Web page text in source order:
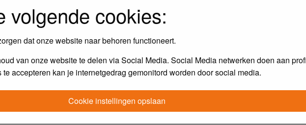
volgende cookies:
dat onze website naar behoren functioneert.
van onze website te delen via Social Media. Social Media netwerken doen aan
accepteren kan je internetgedrag gemonitord worden door social media.
Cookie instellingen opslaan